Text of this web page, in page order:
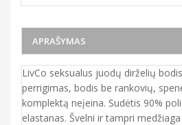
APRAŠYMAS
LivCo seksualus juodų dirželių
perrigimas, bodis be rankovių,
komplektą neįeina. Sudėtis 90%
elastanas. Švelni ir tampri